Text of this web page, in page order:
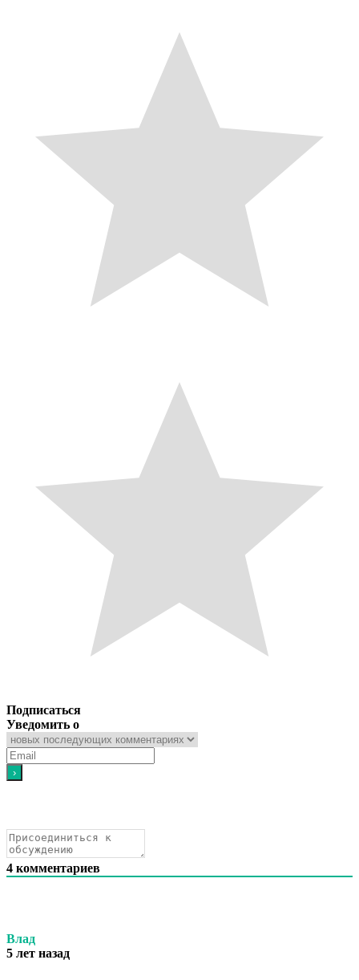
Подписаться
Уведомить о
4 комментариев
Влад
5 лет назад